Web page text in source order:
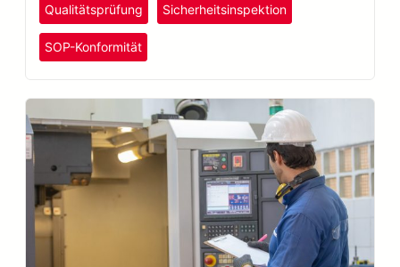
Qualitätsprüfung Sicherheitsinspektion
SOP-Konformität